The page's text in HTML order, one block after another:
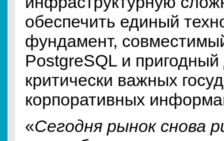
обеспечить единый
фундамент,
PostgreSQL и
критически важных
корпоративных
«Сегодня рынок снова